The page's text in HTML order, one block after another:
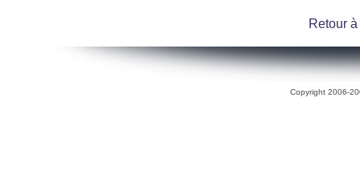
Retour
Copyright 2006-